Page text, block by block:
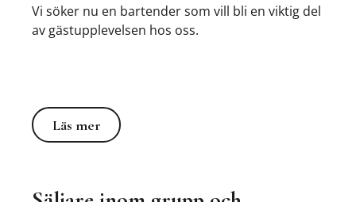
Vi söker nu en bartender som vill bli en viktig del
av gästupplevelsen hos oss.
Läs mer
Läs mer